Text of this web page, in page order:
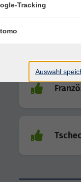
Tracking
Auswahl